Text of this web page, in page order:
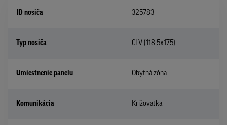
ID nosiča 325783
Typ nosiča CLV (118,5x175)
Umiestnenie panelu Obytná zóna
Komunikácia Križovatka